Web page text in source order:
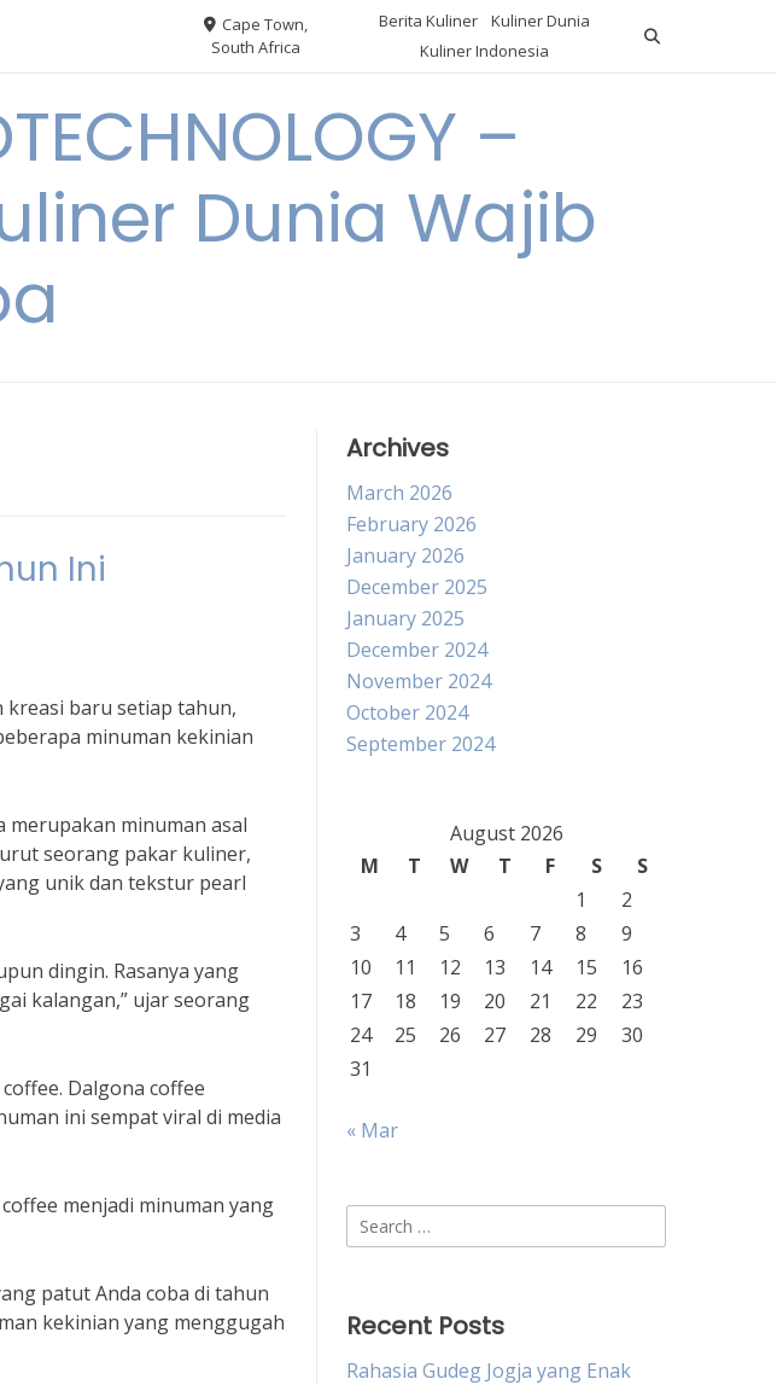
Cape Town,
South Africa
Berita Kuliner
Kuliner Dunia
Kuliner Indonesia
–
Dunia Wajib
Ini
kreasi baru setiap tahun,
minuman kekinian
merupakan minuman asal
seorang pakar kuliner,
unik dan tekstur pearl
dingin. Rasanya yang
kalangan,” ujar seorang
Dalgona coffee
ini sempat viral di media
menjadi minuman yang
patut Anda coba di tahun
kekinian yang menggugah
Archives
March 2026
February 2026
January 2026
December 2025
January 2025
December 2024
November 2024
October 2024
September 2024
August 2026
M
T W T F S
S
1
2
3
4 5 6 7 8
9
10
11 12 13 14 15
16
17
18 19 20 21 22
23
24
25 26 27 28 29
30
31
« Mar
Search
for:
Recent Posts
Rahasia Gudeg Jogja yang Enak